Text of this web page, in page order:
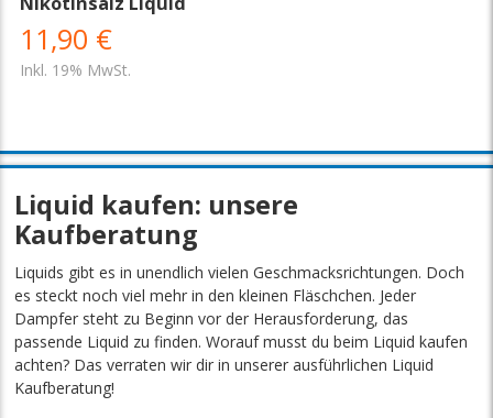
11,90 €
Inkl. 19% MwSt.
Liquid kaufen: unsere
Kaufberatung
Liquids gibt es in unendlich vielen Geschmacksrichtungen. Doch
es steckt noch viel mehr in den kleinen Fläschchen. Jeder
Dampfer steht zu Beginn vor der Herausforderung, das
passende Liquid zu finden. Worauf musst du beim Liquid kaufen
achten? Das verraten wir dir in unserer ausführlichen Liquid
Kaufberatung!